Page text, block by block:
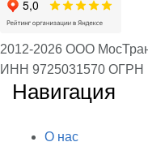
2012-2026 ООО
ИНН 9725031570 ОГРН
Навигация
О нас